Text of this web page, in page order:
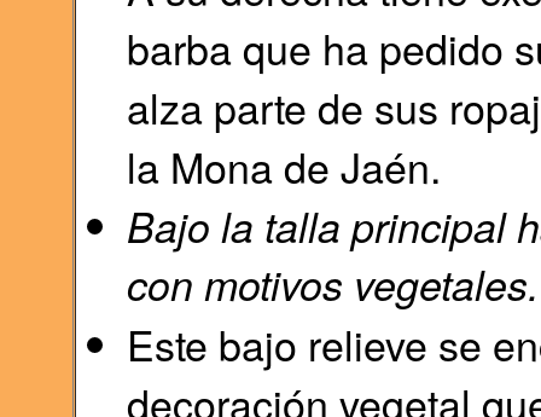
barba que ha pedido
alza parte de sus
la Mona de Jaén.
Bajo la talla principal
con motivos vegetales.
Este bajo relieve se
decoración vegetal